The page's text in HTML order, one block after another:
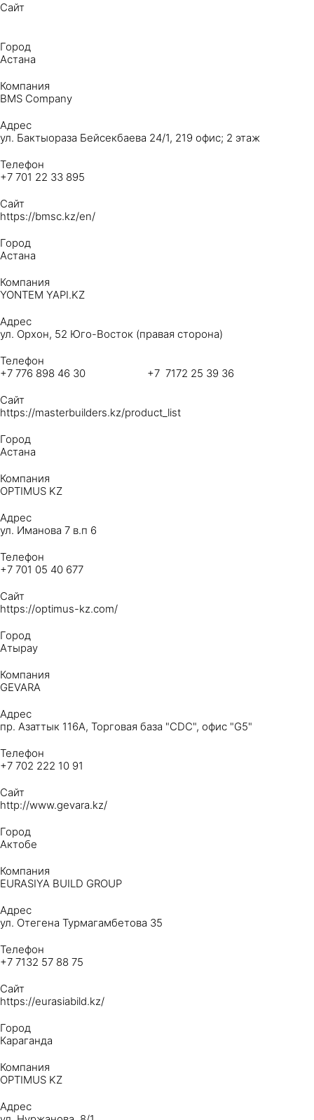
Сайт
Город
Астана
Компания
BMS Company
Адрес
​ул. Бактыораза Бейсекбаева 24/1, ​219 офис; 2 этаж
Телефон
+7 701 22 33 895
Сайт
https://bmsc.kz/en/
Город
Астана
Компания
YONTEM YAPI.KZ
Адрес
ул. Орхон, 52 Юго-Восток (правая сторона)
Телефон
+7 776 898 46 30 +7 7172 25 39 36
Сайт
https://masterbuilders.kz/product_list
Город
Астана
Компания
OPTIMUS KZ
Адрес
ул. Иманова 7 в.п 6
Телефон
+7 701 05 40 677
Сайт
https://optimus-kz.com/
Город
Атырау
Компания
GEVARA
Адрес
пр. Азаттык 116А, Торговая база "CDC", офис "G5"
Телефон
+7 702 222 10 91
Сайт
http://www.gevara.kz/
Город
Актобе
Компания
EURASIYA BUILD GROUP
Адрес
ул. Отегена Турмагамбетова 35
Телефон
+7 7132 57 88 75
Сайт
https://eurasiabild.kz/
Город
Караганда
Компания
OPTIMUS KZ
Адрес